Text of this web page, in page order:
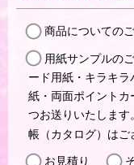
商品についての
用紙サンプルの
ード用紙・キラキ
紙・両面ポイント
つお送りいたしま
帳（カタログ）はご
お見積り